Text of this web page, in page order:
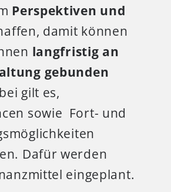
Perspektiven und
damit können
langfristig an
gebunden
gilt es,
sowie Fort- und
Dafür werden
eingeplant.